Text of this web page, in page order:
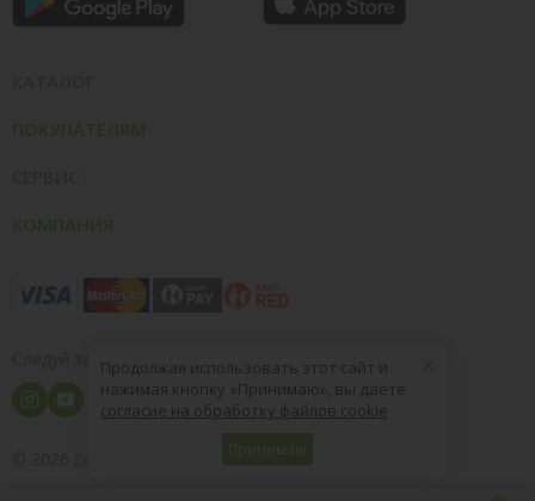
Следуй за нами
8 (800) 004-09-40
×
Продолжая использовать этот сайт и
нажимая кнопку «Принимаю», вы даете
согласие на обработку файлов cookie
Принимаю